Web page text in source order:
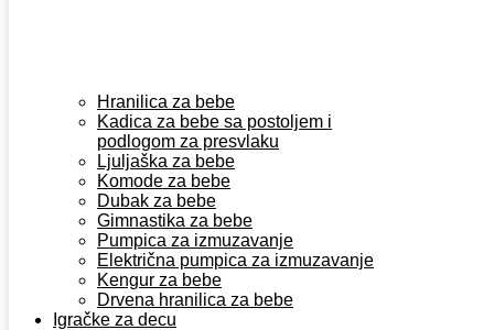
Hranilica za bebe
Kadica za bebe sa postoljem i
podlogom za presvlaku
Ljuljaška za bebe
Komode za bebe
Dubak za bebe
Gimnastika za bebe
Pumpica za izmuzavanje
Električna pumpica za izmuzavanje
Kengur za bebe
Drvena hranilica za bebe
Igračke za decu